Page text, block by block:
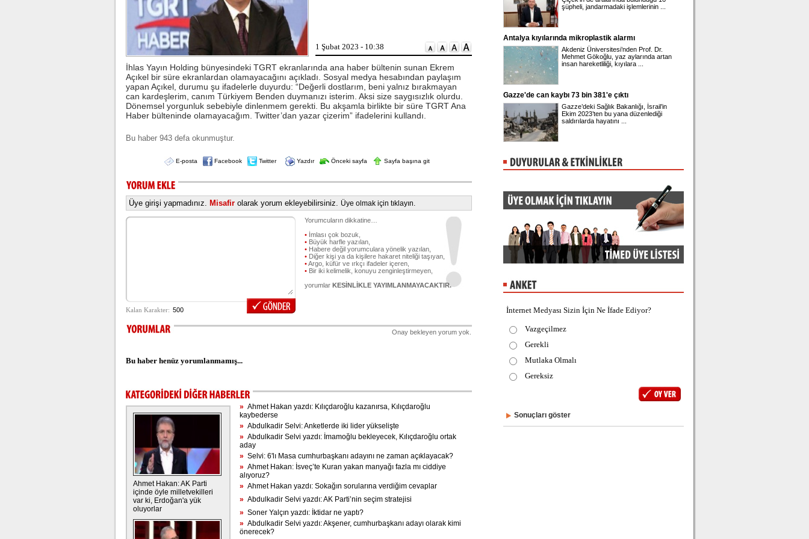
1 Şubat 2023 - 10:38
İhlas Yayın Holding bünyesindeki TGRT ekranlarında ana haber bültenin sunan Ekrem
Açıkel bir süre ekranlardan olamayacağını açıkladı. Sosyal medya hesabından paylaşım
yapan Açıkel, durumu şu ifadelerle duyurdu: “Değerli dostlarım, beni yalnız bırakmayan
can kardeşlerim, canım Türkiyem Benden duymanızı isterim. Aksi size saygısızlık olurdu.
Dönemsel yorgunluk sebebiyle dinlenmem gerekti. Bu akşamla birlikte bir süre TGRT Ana
Haber bülteninde olamayacağım. Twitter’dan yazar çizerim” ifadelerini kullandı.
Bu haber 943 defa okunmuştur.
E-posta Facebook Twitter Yazdır Önceki sayfa Sayfa başına git
Üye girişi yapmadınız. Misafir olarak yorum ekleyebilirsiniz. Üye olmak için tıklayın.
Yorumcuların dikkatine…
• İmlası çok bozuk,
• Büyük harfle yazılan,
• Habere değil yorumculara yönelik yazılan,
• Diğer kişi ya da kişilere hakaret niteliği taşıyan,
•Argo, küfür ve ırkçı ifadeler içeren,
• Bir iki kelimelik, konuyu zenginleştirmeyen,
yorumlar KESİNLİKLE YAYIMLANMAYACAKTIR.
Onay bekleyen yorum yok.
Bu haber henüz yorumlanmamış...
Ahmet Hakan: AK Parti
içinde öyle milletvekilleri
var ki, Erdoğan'a yük
oluyorlar
» Ahmet Hakan yazdı: Kılıçdaroğlu kazanırsa, Kılıçdaroğlu
kaybederse
» Abdulkadir Selvi: Anketlerde iki lider yükselişte
» Abdulkadir Selvi yazdı: İmamoğlu bekleyecek, Kılıçdaroğlu ortak
aday
» Selvi: 6'lı Masa cumhurbaşkanı adayını ne zaman açıklayacak?
» Ahmet Hakan: İsveç’te Kuran yakan manyağı fazla mı ciddiye
alıyoruz?
» Ahmet Hakan yazdı: Sokağın sorularına verdiğim cevaplar
» Abdulkadir Selvi yazdı: AK Parti’nin seçim stratejisi
» Soner Yalçın yazdı: İktidar ne yaptı?
» Abdulkadir Selvi yazdı: Akşener, cumhurbaşkanı adayı olarak kimi
önerecek?
Tarım ve Orman Bakanlığı, gıda
ürünlerinde taklit ve tağşiş yapan
markaları ifşalamaya devam ediyor.
...
Beşiktaş'ta şok sakatlık
Beşiktaş Kulübü, futbolculardan
Wilfred Ndidi'nin ayak bileğinde
ligaman yaralanması tespit edildiğini
şüpheli, jandarmadaki işlemlerinin ...
Antalya kıyılarında mikroplastik alarmı
Akdeniz Üniversitesi’nden Prof. Dr.
Mehmet Gökoğlu, yaz aylarında artan
insan hareketliliği, kıyılara ...
Gazze'de can kaybı 73 bin 381'e çıktı
Gazze’deki Sağlık Bakanlığı, İsrail’in
Ekim 2023’ten bu yana düzenlediği
saldırılarda hayatını ...
İnternet Medyası Sizin İçin Ne İfade Ediyor?
Vazgeçilmez
Gerekli
Mutlaka Olmalı
Gereksiz
Sonuçları göster